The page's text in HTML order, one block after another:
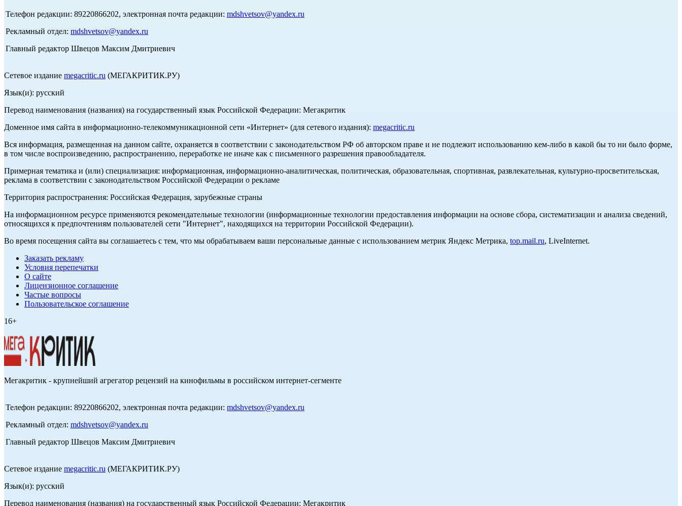
Телефон редакции: 89220866202, электронная почта редакции: mdshvetsov@yandex.ru
Рекламный отдел: mdshvetsov@yandex.ru
Главный редактор Швецов Максим Дмитриевич
Сетевое издание megacritic.ru (МЕГАКРИТИК.РУ)
Язык(и): русский
Перевод наименования (названия) на государственный язык Российской Федерации: Мегакритик
Доменное имя сайта в информационно-телекоммуникационной сети «Интернет» (для сетевого издания): megacritic.ru
Вся информация, размещенная на данном сайте, охраняется в соответствии с законодательством РФ об авторском праве и не подлежит использованию кем-либо в какой бы то ни было форме,
в том числе воспроизведению, распространению, переработке не иначе как с письменного разрешения правообладателя.
Примерная тематика и (или) специализация: информационная, информационно-аналитическая, политическая, образовательная, спортивная, развлекательная, культурно-просветительская,
реклама в соответствии с законодательством Российской Федерации о рекламе
Территория распространения: Российская Федерация, зарубежные страны
На информационном ресурсе применяются рекомендательные технологии (информационные технологии предоставления информации на основе сбора, систематизации и анализа сведений,
относящихся к предпочтениям пользователей сети "Интернет", находящихся на территории Российской Федерации).
Во время посещения сайта вы соглашаетесь с тем, что мы обрабатываем ваши персональные данные с использованием метрик Яндекс Метрика, top.mail.ru, LiveInternet.
Заказать рекламу
Условия перепечатки
О сайте
Лицензионное соглашение
Частые вопросы
Пользовательское соглашение
16+
Мегакритик - крупнейший агрегатор рецензий на кинофильмы в российском интернет-сегменте
Телефон редакции: 89220866202, электронная почта редакции: mdshvetsov@yandex.ru
Рекламный отдел: mdshvetsov@yandex.ru
Главный редактор Швецов Максим Дмитриевич
Сетевое издание megacritic.ru (МЕГАКРИТИК.РУ)
Язык(и): русский
Перевод наименования (названия) на государственный язык Российской Федерации: Мегакритик